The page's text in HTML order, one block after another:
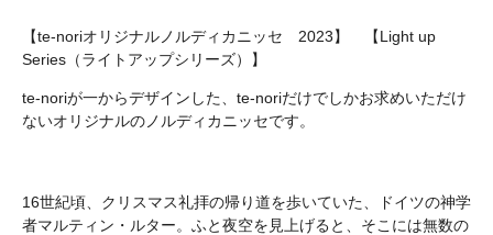
【te-noriオリジナルノルディカニッセ 2023】 【Light up
Series（ライトアップシリーズ）】
te-noriが一からデザインした、te-noriだけでしかお求めいただけ
ないオリジナルのノルディカニッセです。
16世紀頃、クリスマス礼拝の帰り道を歩いていた、ドイツの神学
者マルティン・ルター。ふと夜空を見上げると、そこには無数の